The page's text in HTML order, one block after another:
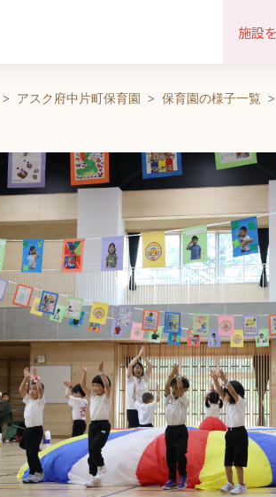
施設
アスク府中片町保育園 保育園の様子一覧